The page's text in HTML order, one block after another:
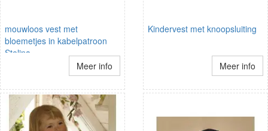
mouwloos vest met
bloemetjes in kabelpatroon
Stelina
Meer info
Kindervest met knoopsluiting
Meer info